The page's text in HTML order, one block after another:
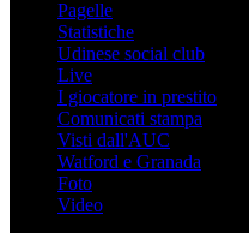
Pagelle
Statistiche
Udinese social club
Live
I giocatore in prestito
Comunicati stampa
Visti dall'AUC
Watford e Granada
Foto
Video